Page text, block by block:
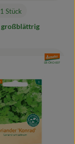
Stück
großblättrig
, Verband:
, Kontrollstelle:
DE-ÖKO-007
zu Favouriten hinzufügen